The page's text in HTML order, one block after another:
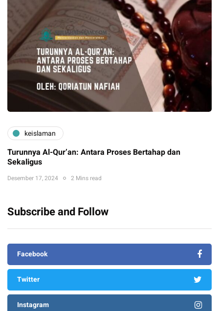
keislaman
Turunnya Al-Qur’an: Antara Proses Bertahap dan
Sekaligus
Desember 17, 2024 2 Mins read
Subscribe and Follow
Facebook
Twitter
Instagram